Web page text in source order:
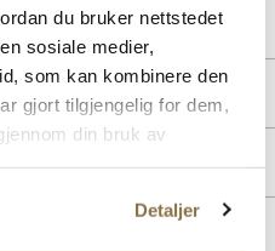
du bruker nettstedet
sosiale medier,
som kan kombinere den
gjort tilgjengelig for dem,
din bruk av
Detaljer